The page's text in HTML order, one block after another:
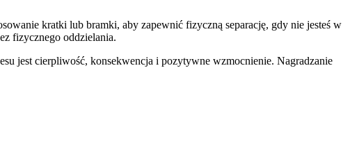
kratki lub bramki, aby zapewnić fizyczną separację, gdy nie jesteś w
fizycznego oddzielania.
jest cierpliwość, konsekwencja i pozytywne wzmocnienie. Nagradzanie